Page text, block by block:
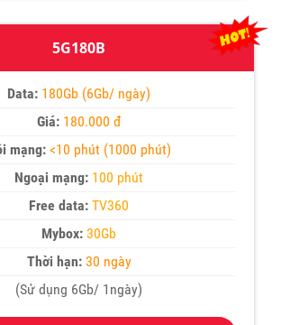
5G180B
Data: 180Gb (6Gb/ ngày)
Giá: 180.000 đ
mạng: <10 phút (1000 phút)
Ngoại mạng: 100 phút
Free data: TV360
Mybox: 30Gb
Thời hạn:30 ngày
(Sử dụng 6Gb/ 1ngày)